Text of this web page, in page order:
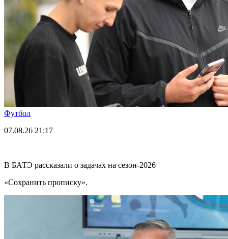
Футбол
07.08.26 21:17
В БАТЭ рассказали о задачах на сезон-2026
«Сохранить прописку».